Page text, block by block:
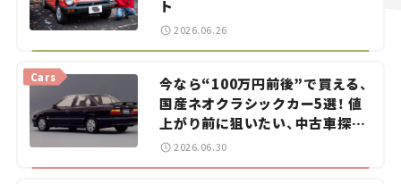
ト
2026.06.26
今なら“100万円前後”で買える、
国産ネオクラシックカー5選！ 値
上がり前に狙いたい、中古車探し
をお手伝い――ちょっとイケてるマ
Cars
2026.06.30